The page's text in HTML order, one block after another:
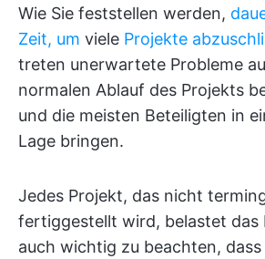
Wie Sie feststellen werden,
Zeit, um viele Projekte
treten unerwartete Probleme
normalen Ablauf des Projekts
und die meisten Beteiligten in
Lage bringen.
Jedes Projekt, das nicht
fertiggestellt wird, belastet das
auch wichtig zu beachten, dass